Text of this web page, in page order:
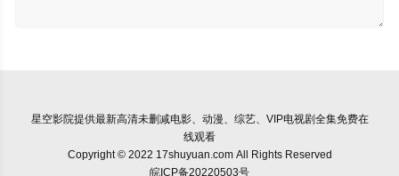
星空影院提供最新高清未删减电影、动漫、综艺、VIP电视剧全集免费在
线观看
Copyright © 2022 17shuyuan.com All Rights Reserved
皖ICP备20220503号